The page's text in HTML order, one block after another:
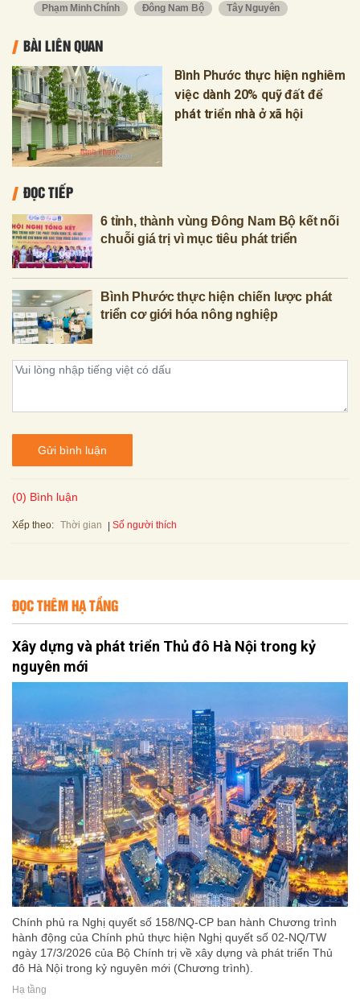
Phạm Minh Chính Đông Nam Bộ Tây Nguyên
BÀI LIÊN QUAN
Bình Phước thực hiện nghiêm
việc dành 20% quỹ đất để
phát triển nhà ở xã hội
ĐỌC TIẾP
6 tỉnh, thành vùng Đông Nam Bộ kết nối
chuỗi giá trị vì mục tiêu phát triển
Bình Phước thực hiện chiến lược phát
triển cơ giới hóa nông nghiệp
Gửi bình luận
(0) Bình luận
Xếp theo: Thời gian Số người thích
ĐỌC THÊM HẠ TẦNG
Xây dựng và phát triển Thủ đô Hà Nội trong kỷ
nguyên mới
Chính phủ ra Nghị quyết số 158/NQ-CP ban hành Chương trình
hành động của Chính phủ thực hiện Nghị quyết số 02-NQ/TW
ngày 17/3/2026 của Bộ Chính trị về xây dựng và phát triển Thủ
đô Hà Nội trong kỷ nguyên mới (Chương trình).
Hạ tầng